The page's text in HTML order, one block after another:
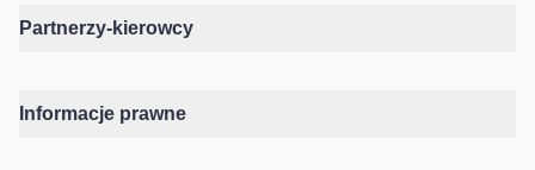
Partnerzy-kierowcy
Informacje prawne